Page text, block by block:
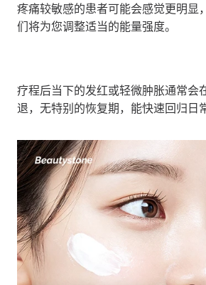
疼痛较敏感的患者可能会感觉更明显
们将为您调整适当的能量强度。
疗程后当下的发红或轻微肿胀通常会
退，无特别的恢复期，能快速回归日